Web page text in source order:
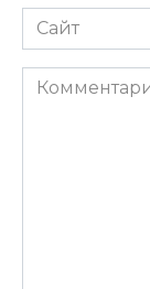
Сайт
Комментарий